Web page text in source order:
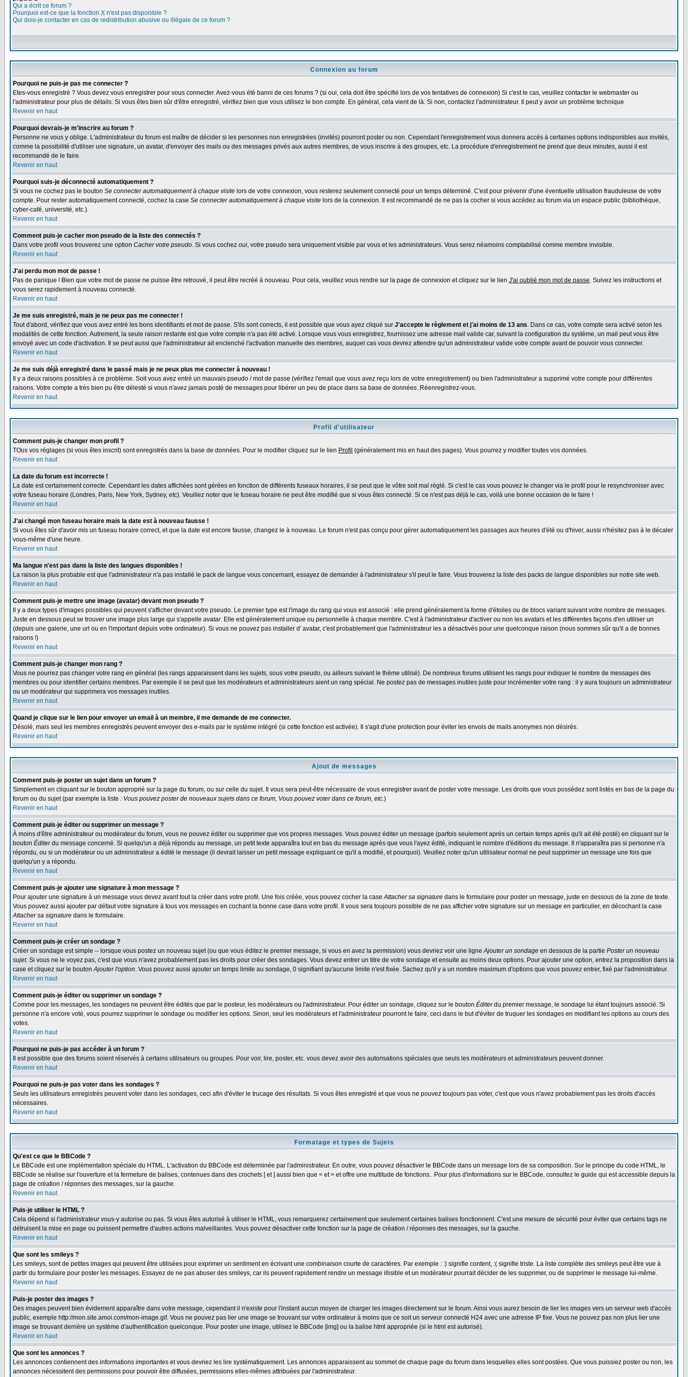
Qui a écrit ce forum ?
Pourquoi est-ce que la fonction X n'est pas disponible ?
Qui dois-je contacter en cas de redistribution abusive ou illégale de ce forum ?
Connexion au forum
Pourquoi ne puis-je pas me connecter ?
Etes-vous enregistré ? Vous devez vous enregistrer pour vous connecter. Avez-vous été banni de ces forums ? (si oui, cela doit être spécifié lors de vos tentatives de connexion) Si c'est le cas, veuillez contacter le webmaster ou
l'administrateur pour plus de détails. Si vous êtes bien sûr d'être enregistré, vérifiez bien que vous utilisez le bon compte. En général, cela vient de là. Si non, contactez l'administrateur. Il peut y avoir un problème technique
Revenir en haut
Pourquoi devrais-je m'inscrire au forum ?
Personne ne vous y oblige. L'administrateur du forum est maître de décider si les personnes non enregistrées (invités) pourront poster ou non. Cependant l'enregistrement vous donnera accès à certaines options indisponibles aux invités,
comme la possibilité d'utiliser une signature, un avatar, d'envoyer des mails ou des messages privés aux autres membres, de vous inscrire à des groupes, etc. La procédure d'enregistrement ne prend que deux minutes, aussi il est
recommandé de le faire.
Revenir en haut
Pourquoi suis-je déconnecté automatiquement ?
Si vous ne cochez pas le bouton Se connecter automatiquement à chaque visite lors de votre connexion, vous resterez seulement connecté pour un temps déterminé. C'est pour prévenir d'une éventuelle utilisation frauduleuse de votre
compte. Pour rester automatiquement connecté, cochez la case Se connecter automatiquement à chaque visite lors de la connexion. Il est recommandé de ne pas la cocher si vous accédez au forum via un espace public (bibliothèque,
cyber-café, université, etc.).
Revenir en haut
Comment puis-je cacher mon pseudo de la liste des connectés ?
Dans votre profil vous trouverez une option Cacher votre pseudo. Si vous cochez oui, votre pseudo sera uniquement visible par vous et les administrateurs. Vous serez néamoins comptabilisé comme membre invisible.
Revenir en haut
J'ai perdu mon mot de passe !
Pas de panique ! Bien que votre mot de passe ne puisse être retrouvé, il peut être recréé à nouveau. Pour cela, veuillez vous rendre sur la page de connexion et cliquez sur le lien J'ai oublié mon mot de passe. Suivez les instructions et
vous serez rapidement à nouveau connecté.
Revenir en haut
Je me suis enregistré, mais je ne peux pas me connecter !
Tout d'abord, vérifiez que vous avez entré les bons identifiants et mot de passe. S'ils sont corrects, il est possible que vous ayez cliqué sur J'accepte le règlement et j'ai moins de 13 ans. Dans ce cas, votre compte sera activé selon les
modalités de cette fonction. Autrement, la seule raison restante est que votre compte n'a pas été activé. Lorsque vous vous enregistrez, fournissez une adresse mail valide car, suivant la configuration du système, un mail peut vous être
envoyé avec un code d'activation. Il se peut aussi que l'administrateur ait enclenché l'activation manuelle des membres, auquel cas vous devrez attendre qu'un administrateur valide votre compte avant de pouvoir vous connecter.
Revenir en haut
Je me suis déjà enregistré dans le passé mais je ne peux plus me connecter à nouveau !
Il y a deux raisons possibles à ce problème. Soit vous avez entré un mauvais pseudo / mot de passe (vérifiez l'email que vous avez reçu lors de votre enregistrement) ou bien l'administrateur a supprimé votre compte pour différentes
raisons. Votre compte a très bien pu être délesté si vous n'avez jamais posté de messages pour libérer un peu de place dans sa base de données. Réenregistrez-vous.
Revenir en haut
Profil d'utilisateur
Comment puis-je changer mon profil ?
TOus vos réglages (si vous êtes inscrit) sont enregistrés dans la base de données. Pour le modifier cliquez sur le lien Profil (généralement mis en haut des pages). Vous pourrez y modifier toutes vos données.
Revenir en haut
La date du forum est incorrecte !
La date est certainement correcte. Cependant les dates affichées sont gérées en fonction de différents fuseaux horaires, il se peut que le vôtre soit mal réglé. Si c'est le cas vous pouvez le changer via le profil pour le resynchroniser avec
votre fuseau horaire (Londres, Paris, New York, Sydney, etc). Veuillez noter que le fuseau horaire ne peut être modifié que si vous êtes connecté. Si ce n'est pas déjà le cas, voilà une bonne occasion de le faire !
Revenir en haut
J'ai changé mon fuseau horaire mais la date est à nouveau fausse !
Si vous êtes sûr d'avoir mis un fuseau horaire correct, et que la date est encore fausse, changez le à nouveau. Le forum n'est pas conçu pour gérer automatiquement les passages aux heures d'été ou d'hiver, aussi n'hésitez pas à le décaler
vous-même d'une heure.
Revenir en haut
Ma langue n'est pas dans la liste des langues disponibles !
La raison la plus probable est que l'administrateur n'a pas installé le pack de langue vous concernant, essayez de demander à l'administrateur s'il peut le faire. Vous trouverez la liste des packs de langue disponibles sur notre site web.
Revenir en haut
Comment puis-je mettre une image (avatar) devant mon pseudo ?
Il y a deux types d'images possibles qui peuvent s'afficher devant votre pseudo. Le premier type est l'image du rang qui vous est associé : elle prend généralement la forme d'étoiles ou de blocs variant suivant votre nombre de messages.
Juste en dessous peut se trouver une image plus large qui s'appelle avatar. Elle est généralement unique ou personnelle à chaque membre. C'est à l'administrateur d'activer ou non les avatars et les différentes façons d'en utiliser un
(depuis une galerie, une url ou en l'important depuis votre ordinateur). Si vous ne pouvez pas installer d' avatar, c'est probablement que l'administrateur les a désactivés pour une quelconque raison (nous sommes sûr qu'il a de bonnes
raisons !)
Revenir en haut
Comment puis-je changer mon rang ?
Vous ne pourrez pas changer votre rang en général (les rangs apparaissent dans les sujets, sous votre pseudo, ou ailleurs suivant le thème utilisé). De nombreux forums utilisent les rangs pour indiquer le nombre de messages des
membres ou pour identifier certains membres. Par exemple il se peut que les modérateurs et administrateurs aient un rang spécial. Ne postez pas de messages inutiles juste pour incrémenter votre rang : il y aura toujours un administrateur
ou un modérateur qui supprimera vos messages inutiles.
Revenir en haut
Quand je clique sur le lien pour envoyer un email à un membre, il me demande de me connecter.
Désolé, mais seul les membres enregistrés peuvent envoyer des e-mails par le système intégré (si cette fonction est activée). Il s'agit d'une protection pour éviter les envois de mails anonymes non désirés.
Revenir en haut
Ajout de messages
Comment puis-je poster un sujet dans un forum ?
Simplement en cliquant sur le bouton approprié sur la page du forum, ou sur celle du sujet. Il vous sera peut-être nécessaire de vous enregistrer avant de poster votre message. Les droits que vous possédez sont listés en bas de la page du
forum ou du sujet (par exemple la liste : Vous pouvez poster de nouveaux sujets dans ce forum, Vous pouvez voter dans ce forum, etc.)
Revenir en haut
Comment puis-je éditer ou supprimer un message ?
À moins d'être administrateur ou modérateur du forum, vous ne pouvez éditer ou supprimer que vos propres messages. Vous pouvez éditer un message (parfois seulement après un certain temps après qu'il ait été posté) en cliquant sur le
bouton Éditerdu message concerné. Si quelqu'un a déjà répondu au message, un petit texte apparaîtra tout en bas du message après que vous l'ayez édité, indiquant le nombre d'éditions du message. Il n'apparaîtra pas si personne n'a
répondu, ou si un modérateur ou un administrateur a édité le message (il devrait laisser un petit message expliquant ce qu'il a modifié, et pourquoi). Veuillez noter qu'un utilisateur normal ne peut supprimer un message une fois que
quelqu'un y a répondu.
Revenir en haut
Comment puis-je ajouter une signature à mon message ?
Pour ajouter une signature à un message vous devez avant tout la créer dans votre profil. Une fois créée, vous pouvez cocher la caseAttacher sa signature dans le formulaire pour poster un message, juste en dessous de la zone de texte.
Vous pouvez aussi ajouter par défaut votre signature à tous vos messages en cochant la bonne case dans votre profil. Il vous sera toujours possible de ne pas afficher votre signature sur un message en particulier, en décochant la case
Attacher sa signature dans le formulaire.
Revenir en haut
Comment puis-je créer un sondage ?
Créer un sondage est simple -- lorsque vous postez un nouveau sujet (ou que vous éditez le premier message, si vous en avez la permission) vous devriez voir une ligneAjouter un sondage en dessous de la partie Poster un nouveau
sujet. Si vous ne le voyez pas, c'est que vous n'avez probablement pas les droits pour créer des sondages. Vous devez entrer un titre de votre sondage et ensuite au moins deux options. Pour ajouter une option, entrez la proposition dans la
case et cliquez sur le boutonAjouter l'option. Vous pouvez aussi ajouter un temps limite au sondage, 0 signifiant qu'aucune limite n'est fixée. Sachez qu'il y a un nombre maximum d'options que vous pouvez entrer, fixé par l'administrateur.
Revenir en haut
Comment puis-je éditer ou supprimer un sondage ?
Comme pour les messages, les sondages ne peuvent être édités que par le posteur, les modérateurs ou l'administrateur. Pour éditer un sondage, cliquez sur le bouton Éditerdu premier message, le sondage lui étant toujours associé. Si
personne n'a encore voté, vous pourrez supprimer le sondage ou modifier les options. Sinon, seul les modérateurs et l'administrateur pourront le faire, ceci dans le but d'éviter de truquer les sondages en modifiant les options au cours des
votes.
Revenir en haut
Pourquoi ne puis-je pas accéder à un forum ?
Il est possible que des forums soient réservés à certains utilisateurs ou groupes. Pour voir, lire, poster, etc. vous devez avoir des autorisations spéciales que seuls les modérateurs et administrateurs peuvent donner.
Revenir en haut
Pourquoi ne puis-je pas voter dans les sondages ?
Seuls les utilisateurs enregistrés peuvent voter dans les sondages, ceci afin d'éviter le trucage des résultats. Si vous êtes enregistré et que vous ne pouvez toujours pas voter, c'est que vous n'avez probablement pas les droits d'accès
nécessaires.
Revenir en haut
Formatage et types de Sujets
Qu'est ce que le BBCode ?
Le BBCode est une implémentation spéciale du HTML. L'activation du BBCode est déterminée par l'administrateur. En outre, vous pouvez désactiver le BBCode dans un message lors de sa composition. Sur le principe du code HTML, le
BBCode se réalise sur l'ouverture et la fermeture de balises, contenues dans des crochets [ et ] aussi bien que < et > et offre une multitude de fonctions.. Pour plus d'informations sur le BBCode, consultez le guide qui est accessible depuis la
page de création / réponses des messages, sur la gauche.
Revenir en haut
Puis-je utiliser le HTML ?
Cela dépend si l'administrateur vous-y autorise ou pas. Si vous êtes autorisé à utiliser le HTML, vous remarquerez certainement que seulement certaines balises fonctionnent. C'est une mesure de sécurité pour éviter que certains tags ne
détruisent la mise en page ou puissent permettre d'autres actions malveillantes. Vous pouvez désactiver cette fonction sur la page de création / réponses des messages, sur la gauche.
Revenir en haut
Que sont les smileys ?
Les smileys, sont de petites images qui peuvent être utilisées pour exprimer un sentiment en écrivant une combinaison courte de caractères. Par exemple : :) signifie content, :( signifie triste. La liste complète des smileys peut être vue à
partir du formulaire pour poster les messages. Essayez de ne pas abuser des smileys, car ils peuvent rapidement rendre un message illisible et un modérateur pourrait décider de les supprimer, ou de supprimer le message lui-même.
Revenir en haut
Puis-je poster des images ?
Des images peuvent bien évidement apparaître dans votre message, cependant il n'existe pour l'instant aucun moyen de charger les images directement sur le forum. Ainsi vous aurez besoin de lier les images vers un serveur web d'accès
public, exemple http://mon.site.amoi.com/mon-image.gif. Vous ne pouvez pas lier une image se trouvant sur votre ordinateur à moins que ce soit un serveur connecté H24 avec une adresse IP fixe. Vous ne pouvez pas non plus lier une
image se trouvant derrière un système d'authentification quelconque. Pour poster une image, utilisez le BBCode [img] ou la balise html appropriée (si le html est autorisé).
Revenir en haut
Que sont les annonces ?
Les annonces contiennent des informations importantes et vous devriez les lire systématiquement. Les annonces apparaissent au sommet de chaque page du forum dans lesquelles elles sont postées. Que vous puissiez poster ou non, les
annonces nécessitent des permissions pour pouvoir être diffusées, permissions elles-mêmes attribuées par l'administrateur.